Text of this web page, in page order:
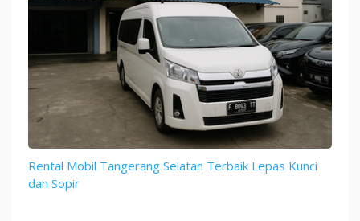
Rental Mobil Tangerang Selatan Terbaik Lepas Kunci
dan Sopir